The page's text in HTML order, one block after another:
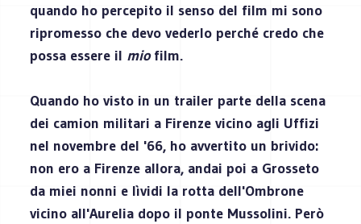
quando ho percepito il senso del film mi sono
ripromesso che devo vederlo perché credo che
possa essere il miofilm.
Quando ho visto in un trailer parte della scena
dei camion militari a Firenze vicino agli Uffizi
nel novembre del '66, ho avvertito un brivido:
non ero a Firenze allora, andai poi a Grosseto
da miei nonni e lìvidi la rotta dell'Ombrone
vicino all'Aurelia dopo il ponte Mussolini. Però